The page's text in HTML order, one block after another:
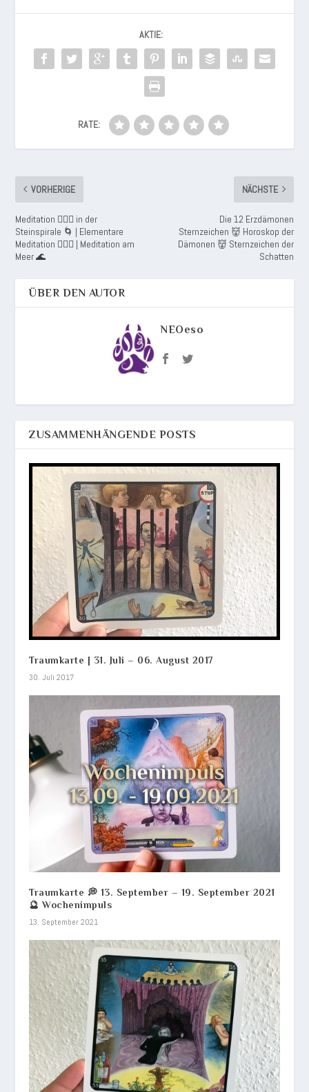
AKTIE:
RATE:
VORHERIGE
Meditation 🧘🏼‍♂️ in der
Steinspirale 🌀 | Elementare
Meditation 🧘🏻‍♀️ | Meditation am
Meer 🌊
NÄCHSTE
Die 12 Erzdämonen
Sternzeichen 👹 Horoskop der
Dämonen 👹 Sternzeichen der
Schatten
ÜBER DEN AUTOR
NEOeso
ZUSAMMENHÄNGENDE POSTS
Traumkarte | 31. Juli – 06. August 2017
30. Juli 2017
Traumkarte 💭 13. September – 19. September 2021
🔮 Wochenimpuls
13. September 2021